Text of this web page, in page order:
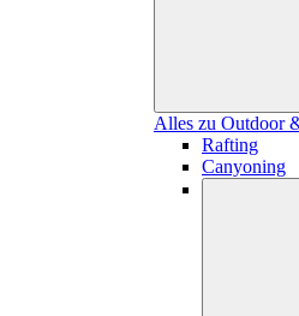
Alles zu Outdoor
Rafting
Canyoning